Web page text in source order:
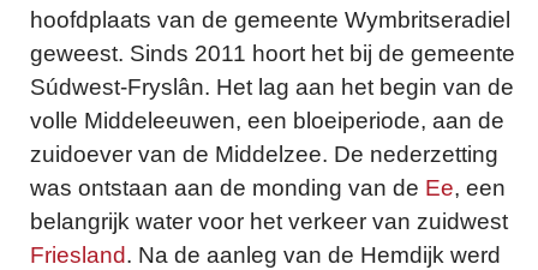
hoofdplaats van de gemeente Wymbritseradiel
geweest. Sinds 2011 hoort het bij de gemeente
Súdwest-Fryslân. Het lag aan het begin van de
volle Middeleeuwen, een bloeiperiode, aan de
zuidoever van de Middelzee. De nederzetting
was ontstaan aan de monding van de Ee, een
belangrijk water voor het verkeer van zuidwest
Friesland. Na de aanleg van de Hemdijk werd